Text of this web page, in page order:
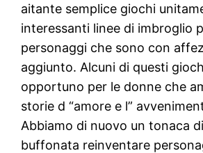
aitante semplice giochi
interessanti linee di imbroglio
personaggi che sono con
aggiunto. Alcuni di questi
opportuno per le donne che
storie d “amore e l”
Abbiamo di nuovo un tonaca
buffonata reinventare